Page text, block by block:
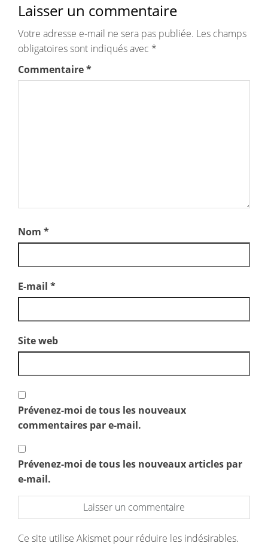
Laisser un commentaire
Votre adresse e-mail ne sera pas publiée. Les champs
obligatoires sont indiqués avec *
Commentaire*
Nom *
E-mail *
Site web
Prévenez-moi de tous les nouveaux
commentaires par e-mail.
Prévenez-moi de tous les nouveaux articles par
e-mail.
Ce site utilise Akismet pour réduire les indésirables.